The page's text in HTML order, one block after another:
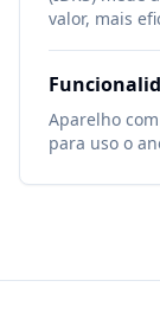
valor, mais
Aparelho
para uso o